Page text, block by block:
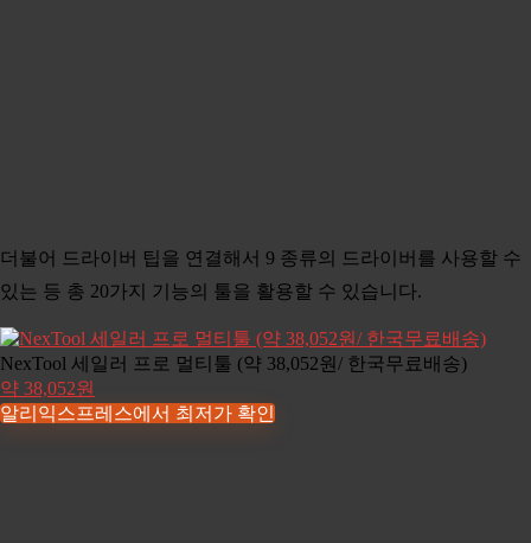
더불어 드라이버 팁을 연결해서 9 종류의 드라이버를 사용할 수
있는 등 총 20가지 기능의 툴을 활용할 수 있습니다.
NexTool 세일러 프로 멀티툴 (약 38,052원/ 한국무료배송)
약 38,052원
알리익스프레스에서 최저가 확인